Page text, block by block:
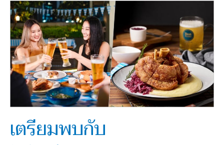
เตรียมพบกับ
เตรียม
พบ
กับ
‘Oktoberfest’
เทศกาล
เครื่อง
ชิ
ต้น